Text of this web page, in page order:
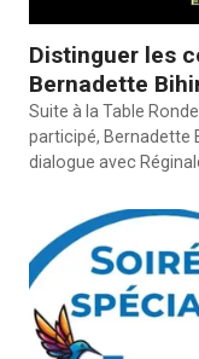
Distinguer les
Bernadette
Suite à la Table
participé, Bernadette
dialogue avec